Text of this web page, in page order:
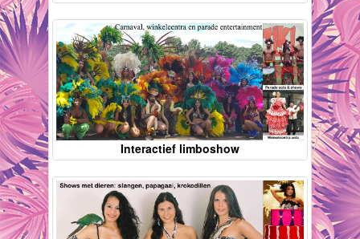
Interactief limboshow